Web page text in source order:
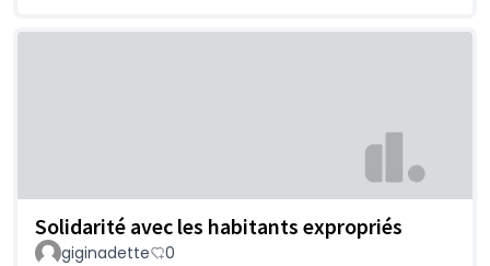
Solidarité avec les habitants expropriés
giginadette 0